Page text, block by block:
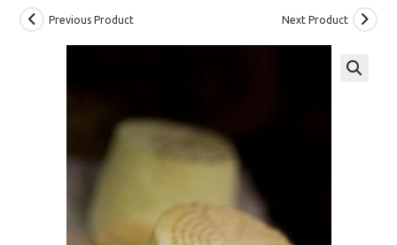
Previous Product Next Product